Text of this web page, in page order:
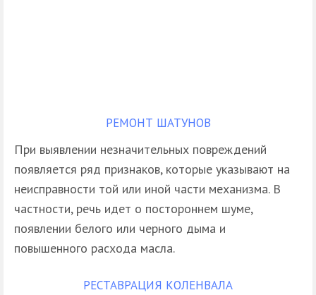
РЕМОНТ ШАТУНОВ
При выявлении незначительных повреждений
появляется ряд признаков, которые указывают на
неисправности той или иной части механизма. В
частности, речь идет о постороннем шуме,
появлении белого или черного дыма и
повышенного расхода масла.
РЕСТАВРАЦИЯ КОЛЕНВАЛА